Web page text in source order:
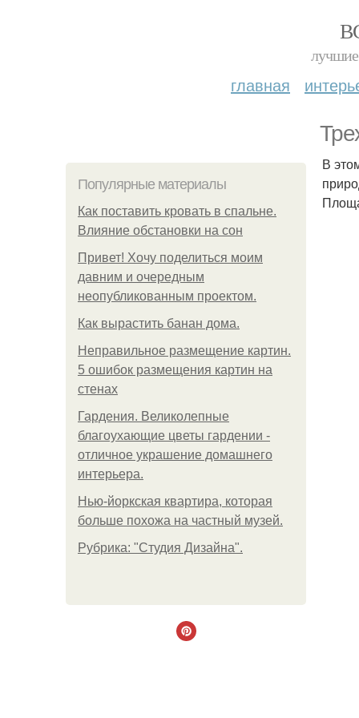
лучшие
главная
Популярные материалы
Как поставить кровать в спальне.
Влияние обстановки на сон
Привет! Хочу поделиться моим
давним и очередным
неопубликованным проектом.
Как вырастить банан дома.
Неправильное размещение картин.
5 ошибок размещения картин на
стенах
Гардения. Великолепные
благоухающие цветы гардении -
отличное украшение домашнего
интерьера.
Нью-йоркская квартира, которая
больше похожа на частный музей.
Рубрика: "Студия Дизайна".
В